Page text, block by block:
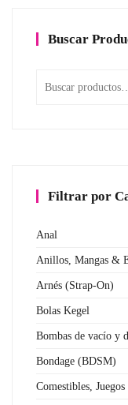
Buscar
Filtrar por
Anal
Anillos, Mangas &
Arnés (Strap-On)
Bolas Kegel
Bombas de vacío y
Bondage (BDSM)
Comestibles,